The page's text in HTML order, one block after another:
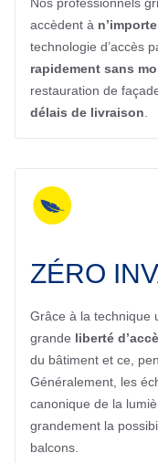
accèdent à
technologie d’accès
rapidement sans
restauration de
délais de livraison
ZÉRO
Grâce à la technique
grande liberté
du bâtiment et ce,
Généralement, les
canonique de la
grandement la
balcons.